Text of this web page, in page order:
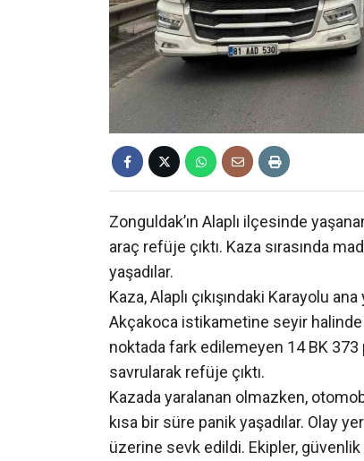
Zonguldak’ın Alaplı ilçesinde
araç refüje çıktı. Kaza sırasında
yaşadılar.
Kaza, Alaplı çıkışındaki Karayolu
Akçakoca istikametine seyir halinde
noktada fark edilemeyen 14 BK 373
savrularak refüje çıktı.
Kazada yaralanan olmazken,
kısa bir süre panik yaşadılar. Olay
üzerine sevk edildi. Ekipler,